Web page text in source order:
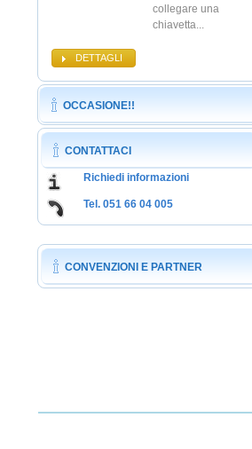
collegare una
chiavetta...
DETTAGLI
OCCASIONE!!
CONTATTACI
Richiedi informazioni
Tel. 051 66 04 005
CONVENZIONI E PARTNER